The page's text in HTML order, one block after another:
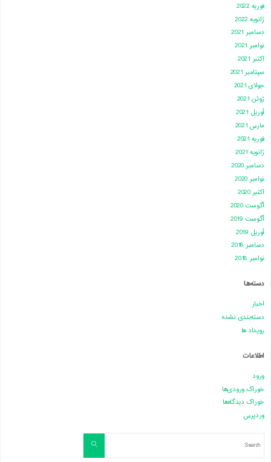
فوریه 2022
ژانویه 2022
دسامبر 2021
نوامبر 2021
اکتبر 2021
سپتامبر 2021
جولای 2021
ژوئن 2021
آوریل 2021
مارس 2021
فوریه 2021
ژانویه 2021
دسامبر 2020
نوامبر 2020
اکتبر 2020
آگوست 2020
آگوست 2019
آوریل 2019
دسامبر 2018
نوامبر 2018
دسته‌ها
اخبار
دسته‌بندی نشده
رویداد ها
اطلاعات
ورود
خوراک ورودی‌ها
خوراک دیدگاه‌ها
وردپرس
Search